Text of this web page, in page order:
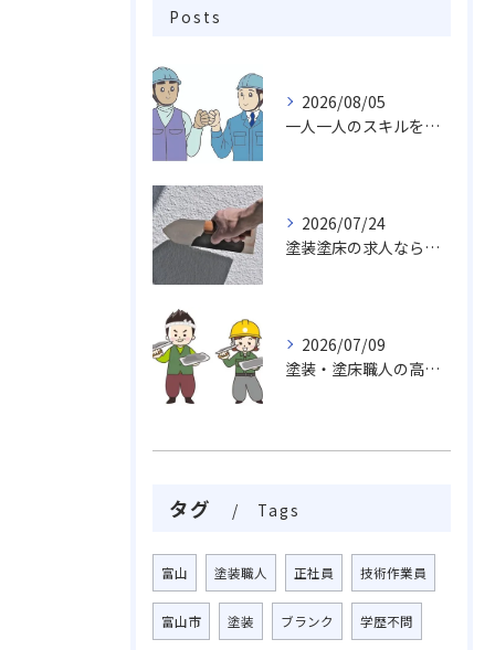
Posts
2026/08/05
一人一人のスキルを活かしチームワークや柔軟性を求め成長し続ける職場
2026/07/24
塗装塗床の求人なら…活躍出来る職場未経験・経験者でも求めております。
2026/07/09
塗装・塗床職人の高い技術力、魅力がいっぱい挑戦しませんか
タグ Tags
富山 塗装職人 正社員 技術作業員
富山市 塗装 ブランク 学歴不問